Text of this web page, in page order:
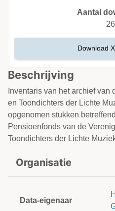
Beschrijving
Inventaris van het archief van
en Toondichters der Lichte
opgenomen stukken
Pensioenfonds van de
Toondichters der Lichte
Organisatie
Data-eigenaar
Aantal
26
Download